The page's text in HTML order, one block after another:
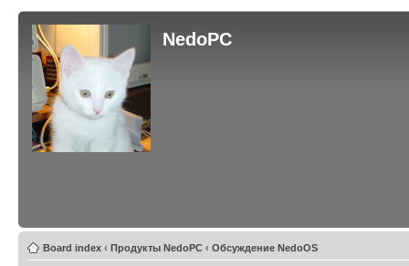
NedoPC
Board index ‹ Продукты NedoPC ‹ Обсуждение NedoOS